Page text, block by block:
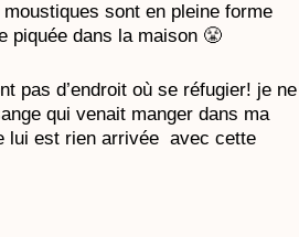
sont en pleine forme
piquée dans la maison 😤
pas d’endroit où se réfugier! je ne
qui venait manger dans ma
lui est rien arrivée avec cette